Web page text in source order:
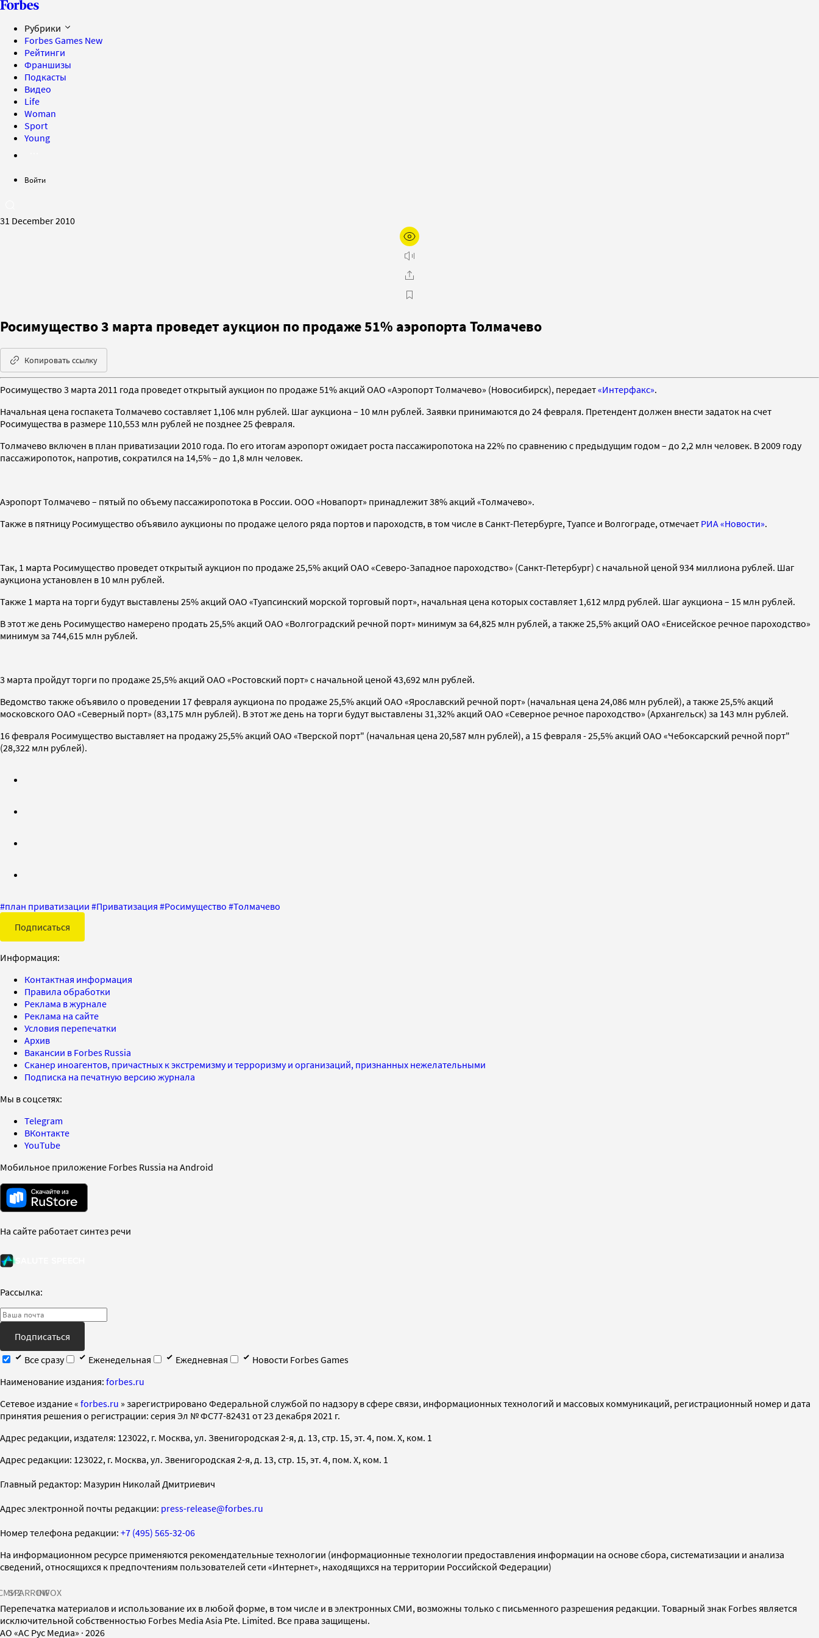
Рубрики
Forbes Games New
Рейтинги
Франшизы
Подкасты
Видео
Life
Woman
Sport
Young
Войти
31 December 2010
Росимущество 3 марта проведет аукцион по продаже 51% аэропорта Толмачево
Копировать ссылку
Росимущество 3 марта 2011 года проведет открытый аукцион по продаже 51% акций ОАО «Аэропорт Толмачево» (Новосибирск), передает«Интерфакс».
Начальная цена госпакета Толмачево составляет 1,106 млн рублей. Шаг аукциона – 10 млн рублей. Заявки принимаются до 24 февраля. Претендент должен внести задаток на счет
Росимущества в размере 110,553 млн рублей не позднее 25 февраля.
Толмачево включен в план приватизации 2010 года. По его итогам аэропорт ожидает роста пассажиропотока на 22% по сравнению с предыдущим годом – до 2,2 млн человек. В 2009 году
пассажиропоток, напротив, сократился на 14,5% – до 1,8 млн человек.
Аэропорт Толмачево – пятый по объему пассажиропотока в России. ООО «Новапорт» принадлежит 38% акций «Толмачево».
Также в пятницу Росимущество объявило аукционы по продаже целого ряда портов и пароходств, в том числе в Санкт-Петербурге, Туапсе и Волгограде, отмечает РИА «Новости».
Так, 1 марта Росимущество проведет открытый аукцион по продаже 25,5% акций ОАО «Северо-Западное пароходство» (Санкт-Петербург) с начальной ценой 934 миллиона рублей. Шаг
аукциона установлен в 10 млн рублей.
Также 1 марта на торги будут выставлены 25% акций ОАО «Туапсинский морской торговый порт», начальная цена которых составляет 1,612 млрд рублей. Шаг аукциона – 15 млн рублей.
В этот же день Росимущество намерено продать 25,5% акций ОАО «Волгоградский речной порт» минимум за 64,825 млн рублей, а также 25,5% акций ОАО «Енисейское речное пароходство»
минимум за 744,615 млн рублей.
3 марта пройдут торги по продаже 25,5% акций ОАО «Ростовский порт» с начальной ценой 43,692 млн рублей.
Ведомство также объявило о проведении 17 февраля аукциона по продаже 25,5% акций ОАО «Ярославский речной порт» (начальная цена 24,086 млн рублей), а также 25,5% акций
московского ОАО «Северный порт» (83,175 млн рублей). В этот же день на торги будут выставлены 31,32% акций ОАО «Северное речное пароходство» (Архангельск) за 143 млн рублей.
16 февраля Росимущество выставляет на продажу 25,5% акций ОАО «Тверской порт" (начальная цена 20,587 млн рублей), а 15 февраля - 25,5% акций ОАО «Чебоксарский речной порт"
(28,322 млн рублей).
#план приватизации #Приватизация #Росимущество #Толмачево
Подписаться
Информация:
Контактная информация
Правила обработки
Реклама в журнале
Реклама на сайте
Условия перепечатки
Архив
Вакансии в Forbes Russia
Сканер иноагентов, причастных к экстремизму и терроризму и организаций, признанных нежелательными
Подписка на печатную версию журнала
Мы в соцсетях:
Telegram
ВКонтакте
YouTube
Мобильное приложение Forbes Russia на Android
На сайте работает синтез речи
Рассылка:
Подписаться
Все сразу
Еженедельная Ежедневная
Новости Forbes Games
Наименование издания: forbes.ru
Cетевое издание « forbes.ru » зарегистрировано Федеральной службой по надзору в сфере связи, информационных технологий и массовых коммуникаций, регистрационный номер и дата
принятия решения о регистрации: серия Эл № ФС77-82431 от 23 декабря 2021 г.
Адрес редакции, издателя: 123022, г. Москва, ул. Звенигородская 2-я, д. 13, стр. 15, эт. 4, пом. X, ком. 1
Адрес редакции: 123022, г. Москва, ул. Звенигородская 2-я, д. 13, стр. 15, эт. 4, пом. X, ком. 1
Главный редактор: Мазурин Николай Дмитриевич
Адрес электронной почты редакции: press-release@forbes.ru
Номер телефона редакции: +7 (495) 565-32-06
На информационном ресурсе применяются рекомендательные технологии (информационные технологии предоставления информации на основе сбора, систематизации и анализа
сведений, относящихся к предпочтениям пользователей сети «Интернет», находящихся на территории Российской Федерации)
SPARROWINFOX
Перепечатка материалов и использование их в любой форме, в том числе и в электронных СМИ, возможны только с письменного разрешения редакции. Товарный знак Forbes является
исключительной собственностью Forbes Media Asia Pte. Limited. Все права защищены.
AO «АС Рус Медиа» · 2026